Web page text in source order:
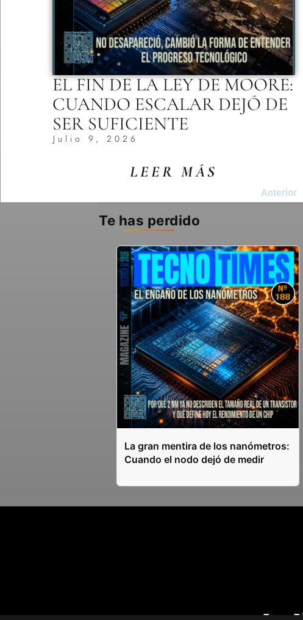
EL FIN DE LA LEY DE MOORE:
CUANDO ESCALAR DEJÓ DE
SER SUFICIENTE
Julio 9, 2026
LEER MÁS
Anterior
Te has perdido
La gran mentira de los nanómetros:
Cuando el nodo dejó de medir